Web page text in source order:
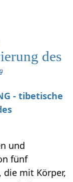
des
- tibetische
und
fünf
die mit Körper,